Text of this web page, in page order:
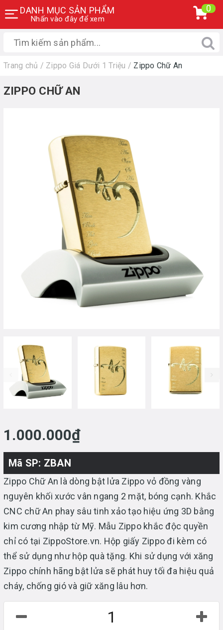
DANH MỤC SẢN PHẨM
Nhấn vào đây để xem
0
Trang chủ / Zippo Giá Dưới 1 Triệu / Zippo Chữ An
ZIPPO CHỮ AN
1.000.000₫
Mã SP: ZBAN
Zippo Chữ An là dòng bật lửa Zippo vỏ đồng vàng
nguyên khối xước vân ngang 2 mặt, bóng cạnh. Khắc
CNC chữ An phay sâu tinh xảo tạo hiệu ứng 3D bằng
kim cương nhập từ Mỹ. Mẫu Zippo khắc độc quyền
chỉ có tại ZippoStore.vn. Hộp giấy Zippo đi kèm có
thể sử dụng như hộp quà tặng. Khi sử dụng với xăng
Zippo chính hãng bật lửa sẽ phát huy tối đa hiệu quả
cháy, chống gió và giữ xăng lâu hơn.